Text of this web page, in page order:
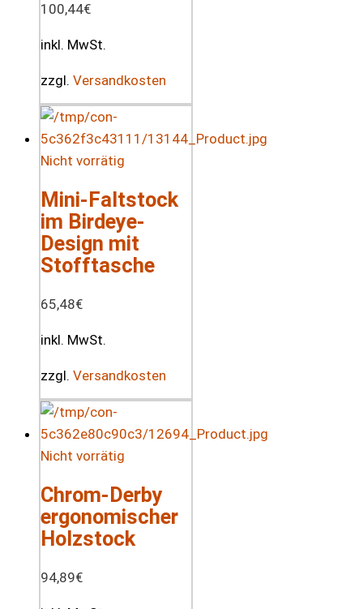
100,44€
inkl. MwSt.
zzgl. Versandkosten
Nicht vorrätig
Mini-Faltstock
im Birdeye-
Design mit
Stofftasche
65,48€
inkl. MwSt.
zzgl. Versandkosten
Nicht vorrätig
Chrom-Derby
ergonomischer
Holzstock
94,89€